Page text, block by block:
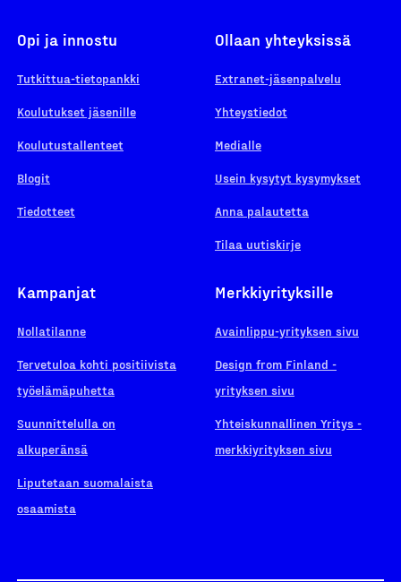
Opi ja innostu
Tutkittua-tietopankki
Koulutukset jäsenille
Koulutustallenteet
Blogit
Tiedotteet
Ollaan yhteyksissä
Extranet-jäsenpalvelu
Yhteystiedot
Medialle
Usein kysytyt kysymykset
Anna palautetta
Tilaa uutiskirje
Kampanjat
Nollatilanne
Tervetuloa kohti positiivista
työelämäpuhetta
Suunnittelulla on
alkuperänsä
Liputetaan suomalaista
osaamista
Merkkiyrityksille
Avainlippu-yrityksen sivu
Design from Finland -
yrityksen sivu
Yhteiskunnallinen Yritys -
merkkiyrityksen sivu